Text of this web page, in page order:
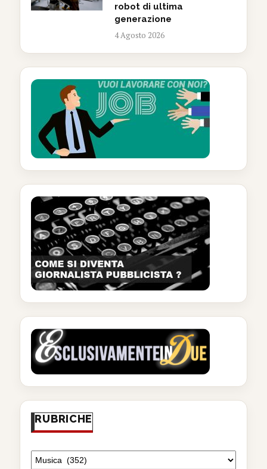
robot di ultima
generazione
4 Agosto 2026
RUBRICHE